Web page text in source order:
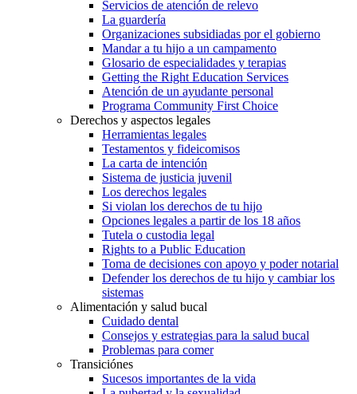
Servicios de atención de relevo
La guardería
Organizaciones subsidiadas por el gobierno
Mandar a tu hijo a un campamento
Glosario de especialidades y terapias
Getting the Right Education Services
Atención de un ayudante personal
Programa Community First Choice
Derechos y aspectos legales
Herramientas legales
Testamentos y fideicomisos
La carta de intención
Sistema de justicia juvenil
Los derechos legales
Si violan los derechos de tu hijo
Opciones legales a partir de los 18 años
Tutela o custodia legal
Rights to a Public Education
Toma de decisiones con apoyo y poder notarial
Defender los derechos de tu hijo y cambiar los
sistemas
Alimentación y salud bucal
Cuidado dental
Consejos y estrategias para la salud bucal
Problemas para comer
Transiciónes
Sucesos importantes de la vida